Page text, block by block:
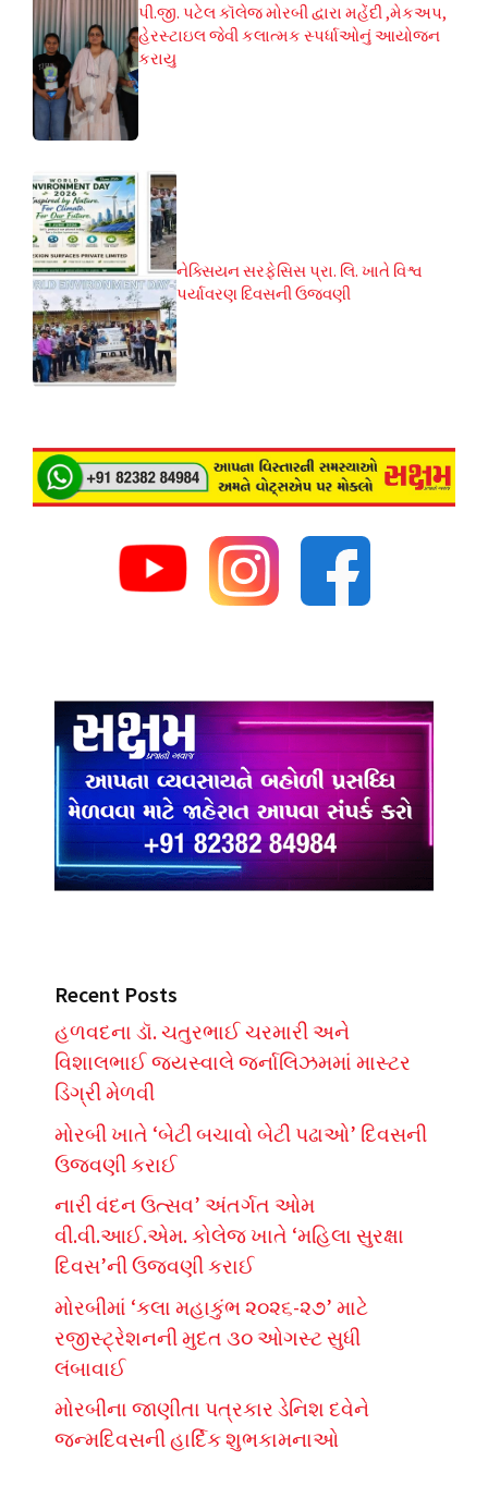
પી.જી. પટેલ કૉલેજ મોરબી દ્વારા મહેંદી ,મેકઅપ,
હેરસ્ટાઇલ જેવી કલાત્મક સ્પર્ધાઓનું આયોજન
કરાયુ
નેક્સિયન સરફેસિસ પ્રા. લિ. ખાતે વિશ્વ
પર્યાવરણ દિવસની ઉજવણી
Recent Posts
હળવદના ડૉ. ચતુરભાઈ ચરમારી અને
વિશાલભાઈ જયસ્વાલે જર્નાલિઝમમાં માસ્ટર
ડિગ્રી મેળવી
મોરબી ખાતે ‘બેટી બચાવો બેટી પઢાઓ’ દિવસની
ઉજવણી કરાઈ
નારી વંદન ઉત્સવ’ અંતર્ગત ઓમ
વી.વી.આઈ.એમ. કોલેજ ખાતે ‘મહિલા સુરક્ષા
દિવસ’ની ઉજવણી કરાઈ
મોરબીમાં ‘કલા મહાકુંભ ૨૦૨૬-૨૭’ માટે
રજીસ્ટ્રેશનની મુદત ૩૦ ઓગસ્ટ સુધી
લંબાવાઈ
મોરબીના જાણીતા પત્રકાર ડેનિશ દવેને
જન્મદિવસની હાર્દિક શુભકામનાઓ